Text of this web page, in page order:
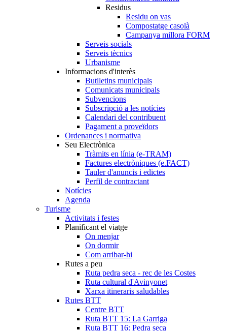
Residus
Residu on vas
Compostatge casolà
Campanya millora FORM
Serveis socials
Serveis tècnics
Urbanisme
Informacions d'interès
Butlletins municipals
Comunicats municipals
Subvencions
Subscripció a les notícies
Calendari del contribuent
Pagament a proveïdors
Ordenances i normativa
Seu Electrònica
Tràmits en línia (e-TRAM)
Factures electròniques (e.FACT)
Tauler d'anuncis i edictes
Perfil de contractant
Notícies
Agenda
Turisme
Activitats i festes
Planificant el viatge
On menjar
On dormir
Com arribar-hi
Rutes a peu
Ruta pedra seca - rec de les Costes
Ruta cultural d'Avinyonet
Xarxa itineraris saludables
Rutes BTT
Centre BTT
Ruta BTT 15: La Garriga
Ruta BTT 16: Pedra seca